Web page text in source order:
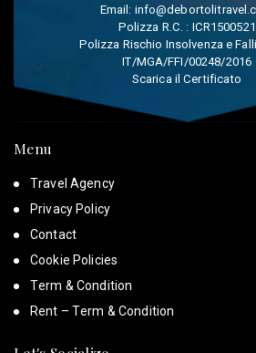
Email:
Polizza R.C. : ICR1500521
Polizza Rischio Insolvenza e
IT/MGA/FFI/00248/2016
Scarica il Certificato
Menu
Travel Agency
Privacy Policy
Contact
Cookie Policies
Term & Condition
Rent – Term & Condition